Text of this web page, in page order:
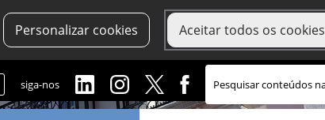
Personalizar cookies Aceitar todos os cookies
siga-nos